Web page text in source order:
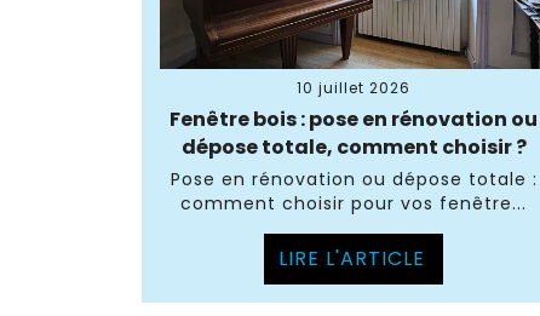
10 juillet 2026
Fenêtre bois : pose en rénovation ou
dépose totale, comment choisir ?
Pose en rénovation ou dépose totale :
comment choisir pour vos fenêtre...
LIRE L'ARTICLE